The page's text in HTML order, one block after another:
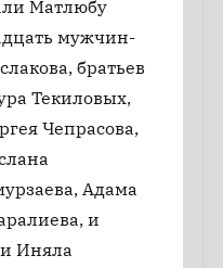
Матлюбу
мужчин-
братьев
Текиловых,
Чепрасова,
Адама
и
Иняла